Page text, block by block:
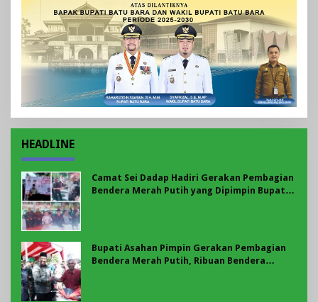
HEADLINE
Camat Sei Dadap Hadiri Gerakan Pembagian
Bendera Merah Putih yang Dipimpin Bupati
Bupati Asahan Pimpin Gerakan Pembagian
Bendera Merah Putih, Ribuan Bendera